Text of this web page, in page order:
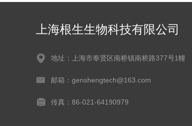
上海根生生物科技有限公司
地址：上海市奉贤区南桥镇南桥路377号1幢
邮箱：genshengtech@163.com
传真：86-021-64190979